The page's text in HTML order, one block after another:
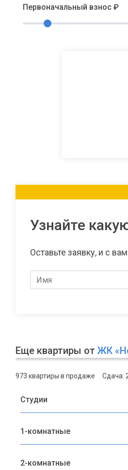
Первоначальный взнос ₽
Узнайте
Оставьте заявку, и с
Еще квартиры от ЖК
973 квартиры в продаже Сдача:
Студии
1-комнатные
2-комнатные